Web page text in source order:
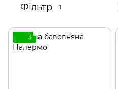
Фільтр 1
3